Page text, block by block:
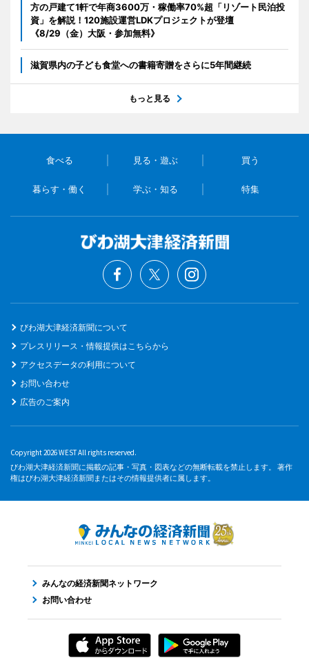
方の戸建て1軒で年商3600万・稼働率70%超「リゾート民泊投
資」を解説！120施設運営LDKプロジェクトが登壇
《8/29（金）大阪・参加無料》
滋賀県内の子ども食堂への書籍寄贈をさらに5年間継続
もっと見る
食べる 見る・遊ぶ 買う
暮らす・働く 学ぶ・知る 特集
びわ湖大津経済新聞について
プレスリリース・情報提供はこちらから
アクセスデータの利用について
お問い合わせ
広告のご案内
Copyright 2026 WEST All rights reserved.
びわ湖大津経済新聞に掲載の記事・写真・図表などの無断転載を禁止します。 著作
権はびわ湖大津経済新聞またはその情報提供者に属します。
みんなの経済新聞ネットワーク
お問い合わせ